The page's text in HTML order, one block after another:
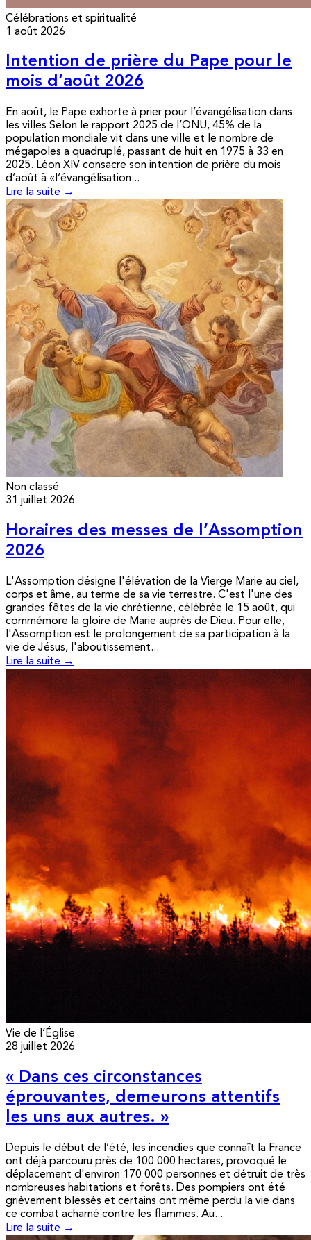
Célébrations et spiritualité
1 août 2026
Intention de prière du Pape pour le
mois d’août 2026
En août, le Pape exhorte à prier pour l’évangélisation dans
les villes Selon le rapport 2025 de l’ONU, 45% de la
population mondiale vit dans une ville et le nombre de
mégapoles a quadruplé, passant de huit en 1975 à 33 en
2025. Léon XIV consacre son intention de prière du mois
d’août à «l’évangélisation...
Lire la suite →
Non classé
31 juillet 2026
Horaires des messes de l’Assomption
2026
L'Assomption désigne l'élévation de la Vierge Marie au ciel,
corps et âme, au terme de sa vie terrestre. C'est l'une des
grandes fêtes de la vie chrétienne, célébrée le 15 août, qui
commémore la gloire de Marie auprès de Dieu. Pour elle,
l'Assomption est le prolongement de sa participation à la
vie de Jésus, l'aboutissement...
Lire la suite →
Vie de l’Église
28 juillet 2026
« Dans ces circonstances
éprouvantes, demeurons attentifs
les uns aux autres. »
Depuis le début de l’été, les incendies que connaît la France
ont déjà parcouru près de 100 000 hectares, provoqué le
déplacement d'environ 170 000 personnes et détruit de très
nombreuses habitations et forêts. Des pompiers ont été
grièvement blessés et certains ont même perdu la vie dans
ce combat acharné contre les flammes. Au...
Lire la suite →